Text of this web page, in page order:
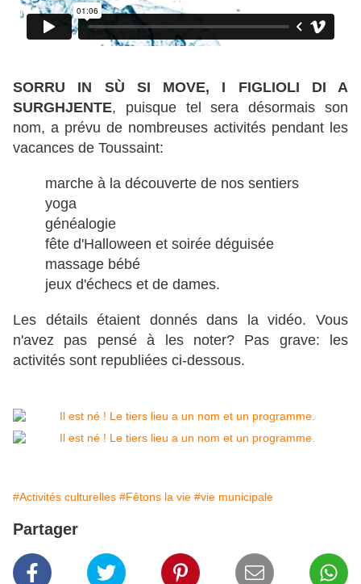
SORRU IN SÙ SI MOVE, I FIGLIOLI DI A
SURGHJENTE, puisque tel sera désormais son
nom, a prévu de nombreuses activités pendant les
vacances de Toussaint:
marche à la découverte de nos sentiers
yoga
généalogie
fête d'Halloween et soirée déguisée
massage bébé
jeux d'échecs et de dames.
Les détails étaient donnés dans la vidéo. Vous
n'avez pas pensé à les noter? Pas grave: les
activités sont republiées ci-dessous.
#Activités culturelles #Fêtons la vie #vie municipale
Partager